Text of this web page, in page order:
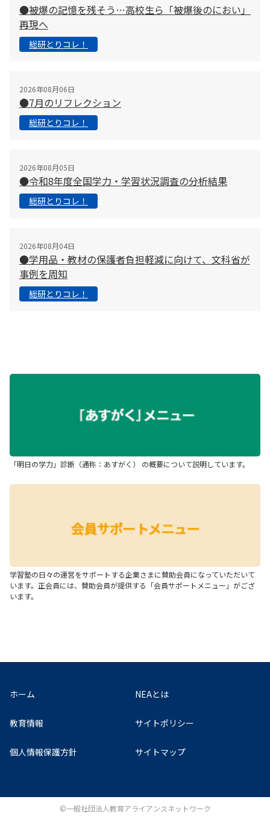
●被爆の記憶を残そう…高校生ら「被爆後のにおい」
再現へ
総研とりコレ！
2026年08月06日
●7月のリフレクション
総研とりコレ！
2026年08月05日
●令和8年度全国学力・学習状況調査の分析結果
総研とりコレ！
2026年08月04日
●学用品・教材の保護者負担軽減に向けて、文科省が
事例を周知
総研とりコレ！
「明日の学力」診断（通称：あすがく） の概要について説明しています。
学習塾の日々の運営をサポートする企業さまに賛助会員になっていただいて
います。正会員には、賛助会員が提供する「会員サポートメニュー」がござ
います。
ホーム NEAとは
教育情報 サイトポリシー
個人情報保護方針 サイトマップ
©一般社団法人教育アライアンスネットワーク